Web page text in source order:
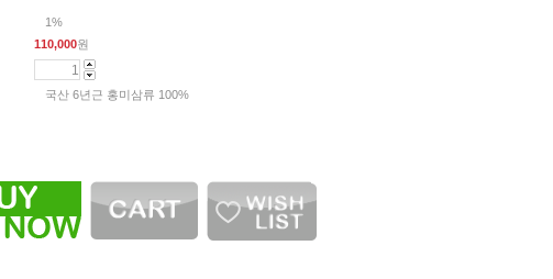
1%
110,000원
국산 6년근 홍미삼류 100%